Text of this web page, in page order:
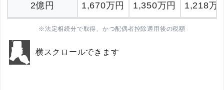
2億円 1,670万円 1,350万円 1,218万
※法定相続分で取得、かつ配偶者控除適用後の税額
横スクロールできます